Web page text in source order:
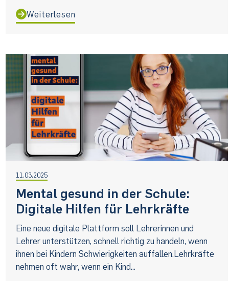
Weiterlesen
11.03.2025
Mental gesund in der Schule:
Digitale Hilfen für Lehrkräfte
Eine neue digitale Plattform soll Lehrerinnen und
Lehrer unterstützen, schnell richtig zu handeln, wenn
ihnen bei Kindern Schwierigkeiten auffallen.Lehrkräfte
nehmen oft wahr, wenn ein Kind...